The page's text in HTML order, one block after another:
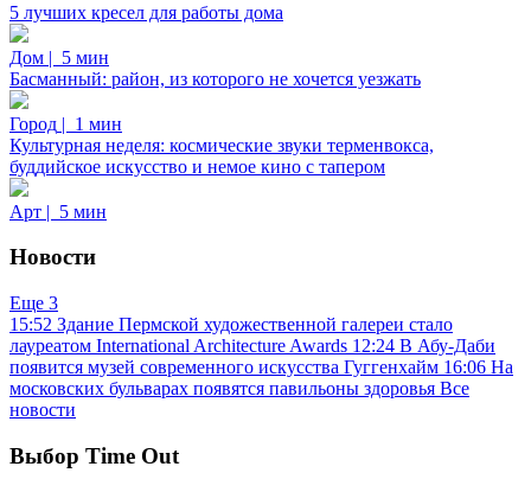
5 лучших кресел для работы дома
Дом | 5 мин
Басманный: район, из которого не хочется уезжать
Город | 1 мин
Культурная неделя: космические звуки терменвокса,
буддийское искусство и немое кино с тапером
Арт | 5 мин
Новости
Еще 3
15:52 Здание Пермской художественной галереи стало
лауреатом International Architecture Awards 12:24 В Абу-Даби
появится музей современного искусства Гуггенхайм 16:06 На
московских бульварах появятся павильоны здоровья Все
новости
Выбор Time Out